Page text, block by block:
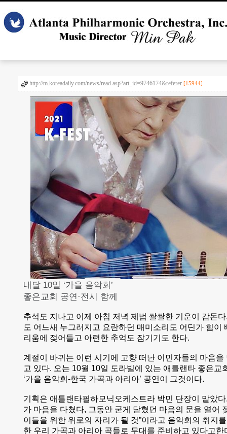
http://m.koreadaily.com/news/read.asp?art_id=9746174&referer [15944]
내달 10일 ‘가을 음악회’
좋은교회 공연·전시 함께
추석도 지나고 이제 아침 저녁 제법 쌀쌀한 기운이 감돈
도 어느새 누그러지고 요란하던 매미소리도 어딘가 힘이
리움에 젖어들고 아련한 추억도 잠기기도 한다.
계절이 바뀌는 이런 시기에 고향 떠난 이민자들의 마음
고 있다. 오는 10월 10일 도라빌에 있는 애틀랜타 좋은교
‘가을 음악회-한국 가곡과 아리아’ 공연이 그것이다.
기획은 애틀랜타필하모닉오케스트라 박민 단장이 맡았
가 마음을 다쳤다, 그동안 굳게 닫혔던 마음의 문을 열어
이들을 위한 위로의 자리가 될 것”이라고 음악회의 취지
한 우리 가곡과 아리아 곡들로 무대를 준비하고 있다고